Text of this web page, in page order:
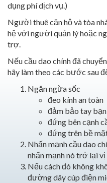
dụng phí dịch vụ.)
Người thuê căn hộ và tòa
hệ với người quản lý hoặc
trợ.
Nếu cầu dao chính đã
hãy làm theo các bước sau
Ngăn ngừa sốc
đeo kính an toàn
đảm bảo tay
đứng bên cạnh
đứng trên bề
Nhấn mạnh cầu dao
nhấn mạnh nó trở lại
Nếu cách đó không
đường dây cúp điện